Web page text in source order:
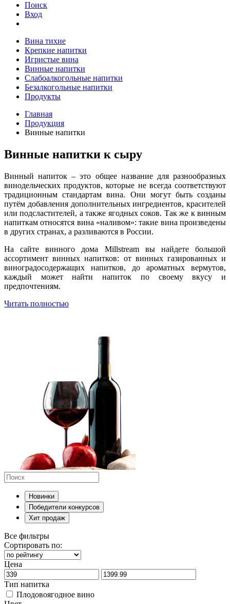
Поиск
Вход
Вина тихие
Крепкие напитки
Игристые вина
Винные напитки
Слабоалкогольные напитки
Безалкогольные напитки
Продукты
Главная
Продукция
Винные напитки
Винные напитки к сыру
Винный напиток – это общее название для разнообразных
винодельческих продуктов, которые не всегда соответствуют
традиционным стандартам вина. Они могут быть созданы
путём добавления дополнительных ингредиентов, красителей
или подсластителей, а также ягодных соков. Так же к винным
напиткам относятся вина «наливом»: такие вина произведены
в других странах, а разливаются в России.
На сайте винного дома Millstream вы найдете большой
ассортимент винных напитков: от винных газированных и
виноградосодержащих напитков, до ароматных вермутов,
каждый может найти напиток по своему вкусу и
предпочтениям.
Читать полностью
Новинки
Победители конкурсов
Хит продаж
Все фильтры
Сортировать по:
Цена
Тип напитка
Плодовоягодное вино